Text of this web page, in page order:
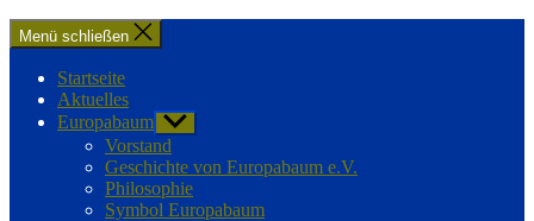
Menü schließen
Startseite
Aktuelles
Europabaum Untermenü
anzeigen
Vorstand
Geschichte von Europabaum e.V.
Philosophie
Symbol Europabaum